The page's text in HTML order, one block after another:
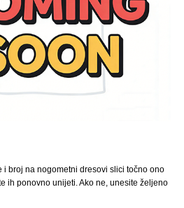
i broj na nogometni dresovi slici točno ono
ih ponovno unijeti. Ako ne, unesite željeno